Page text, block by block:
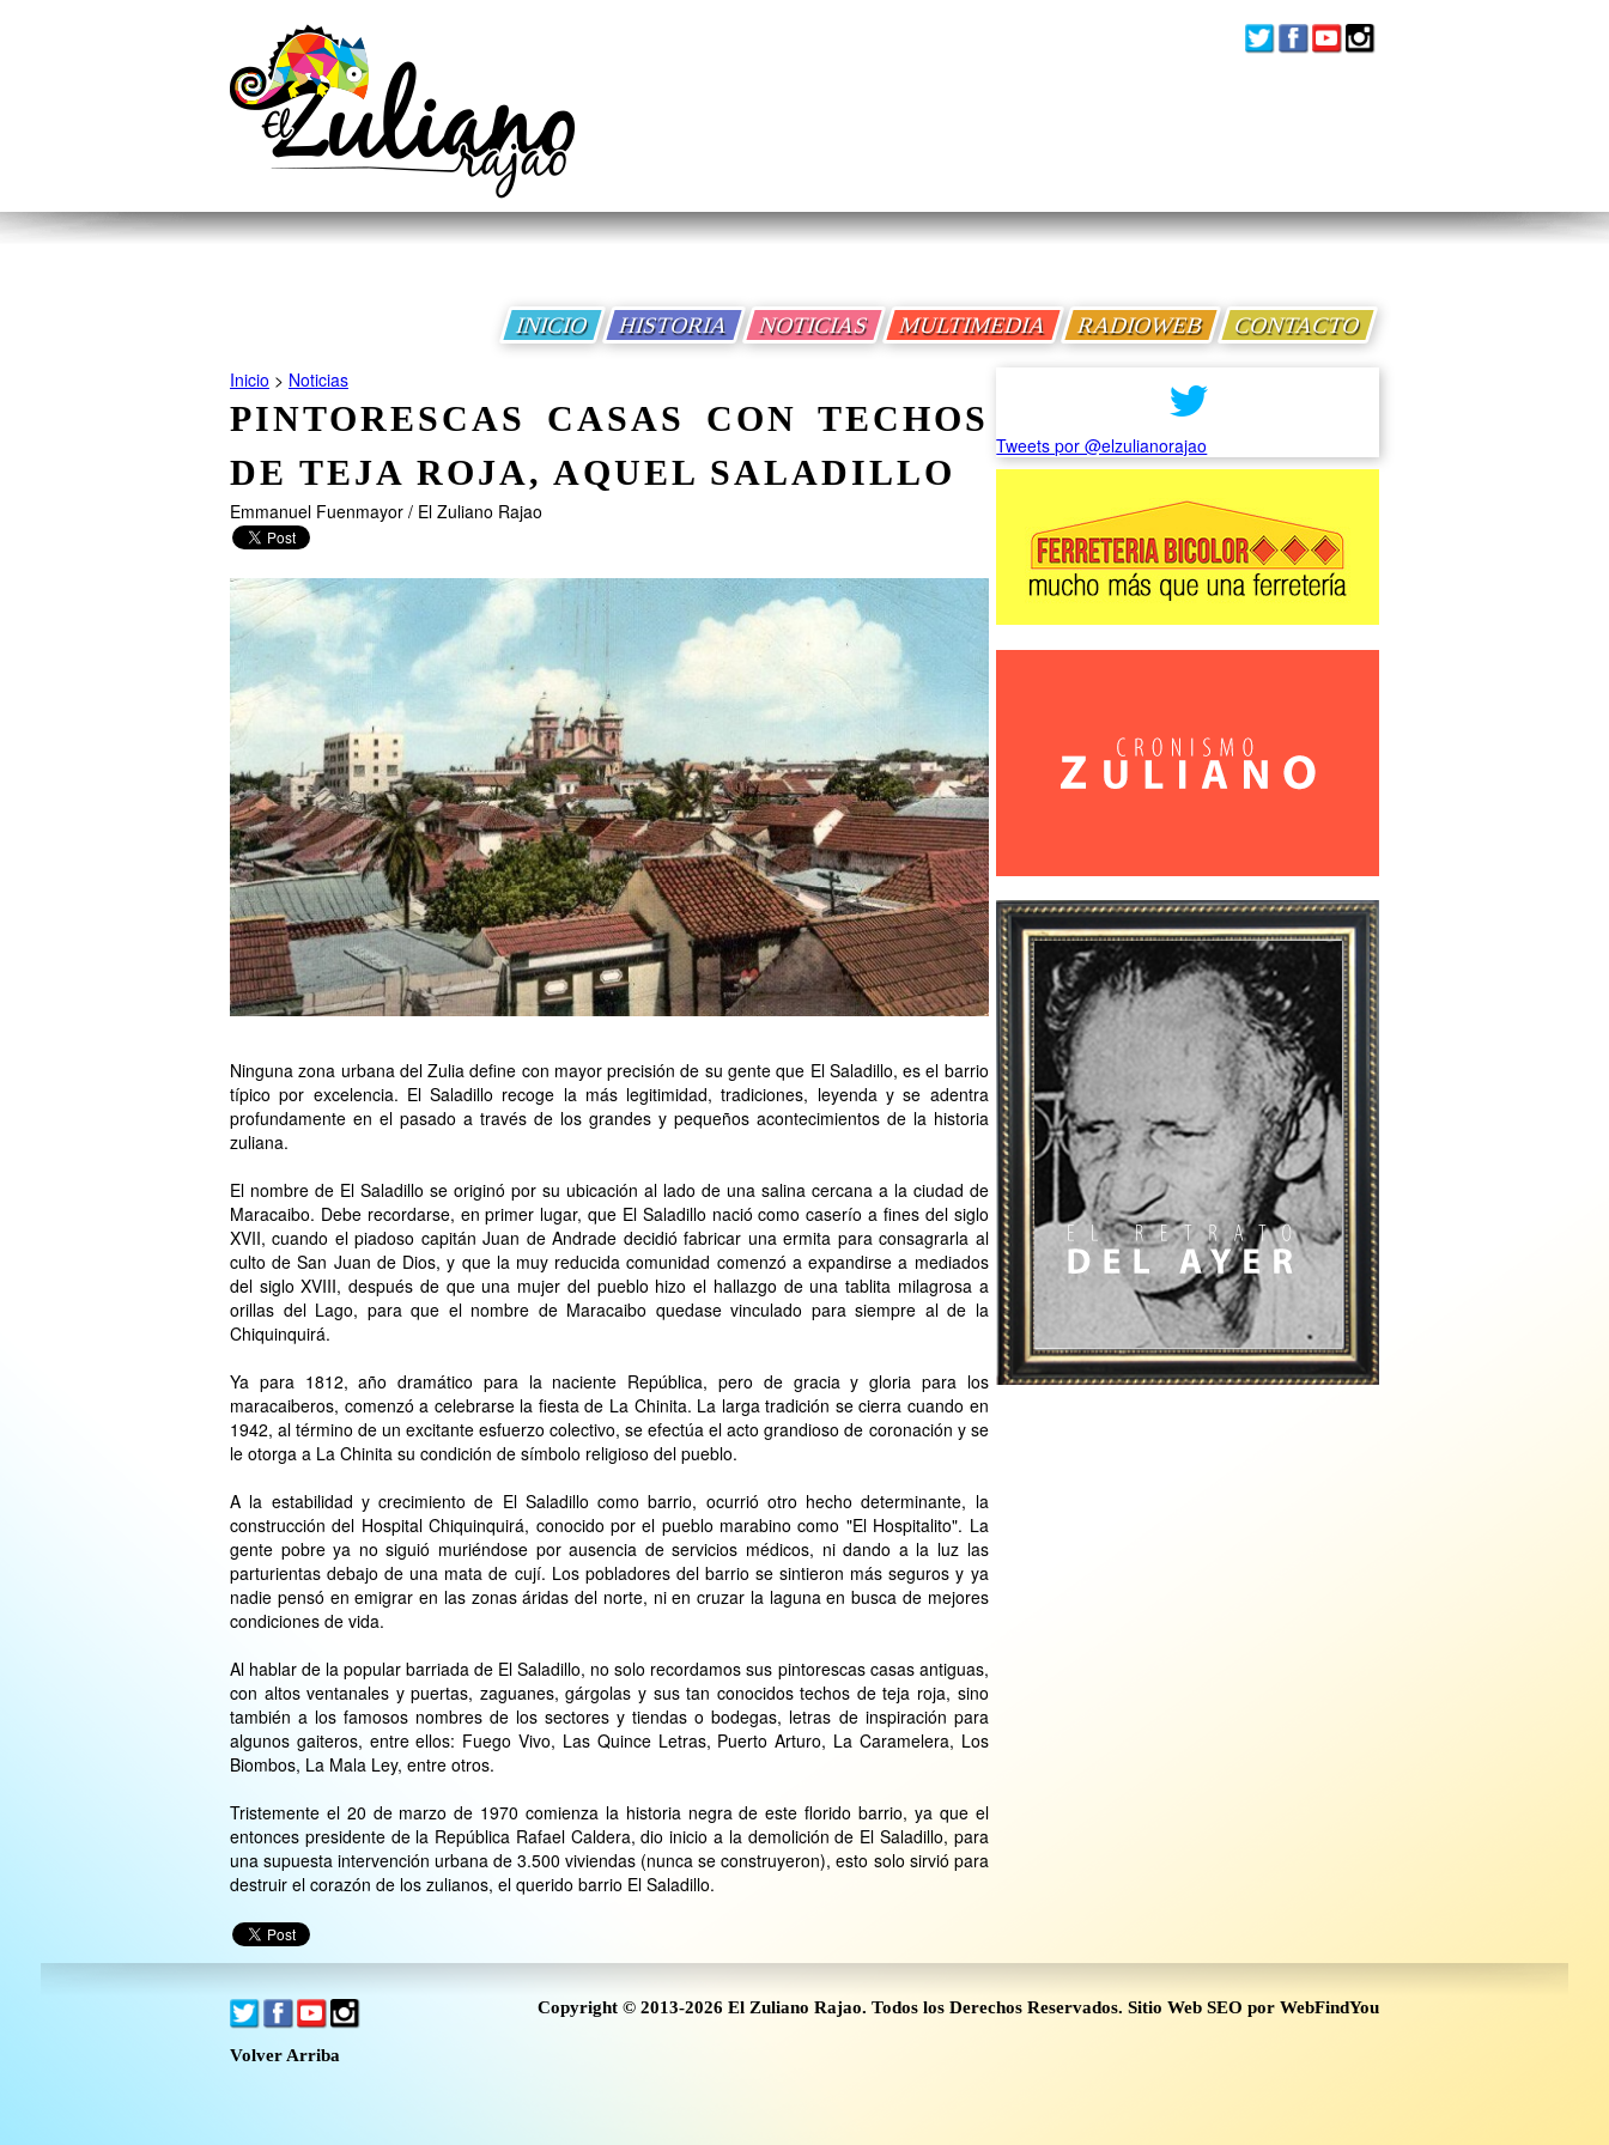
INICIO HISTORIA NOTICIAS MULTIMEDIA RADIOWEB CONTACTO
Inicio > Noticias
PINTORESCAS CASAS CON TECHOS
DE TEJA ROJA, AQUEL SALADILLO
Emmanuel Fuenmayor / El Zuliano Rajao
Ninguna zona urbana del Zulia define con mayor precisión de su gente que El Saladillo, es el barrio
típico por excelencia. El Saladillo recoge la más legitimidad, tradiciones, leyenda y se adentra
profundamente en el pasado a través de los grandes y pequeños acontecimientos de la historia
zuliana.
El nombre de El Saladillo se originó por su ubicación al lado de una salina cercana a la ciudad de
Maracaibo. Debe recordarse, en primer lugar, que El Saladillo nació como caserío a fines del siglo
XVII, cuando el piadoso capitán Juan de Andrade decidió fabricar una ermita para consagrarla al
culto de San Juan de Dios, y que la muy reducida comunidad comenzó a expandirse a mediados
del siglo XVIII, después de que una mujer del pueblo hizo el hallazgo de una tablita milagrosa a
orillas del Lago, para que el nombre de Maracaibo quedase vinculado para siempre al de la
Chiquinquirá.
Ya para 1812, año dramático para la naciente República, pero de gracia y gloria para los
maracaiberos, comenzó a celebrarse la fiesta de La Chinita. La larga tradición se cierra cuando en
1942, al término de un excitante esfuerzo colectivo, se efectúa el acto grandioso de coronación y se
le otorga a La Chinita su condición de símbolo religioso del pueblo.
A la estabilidad y crecimiento de El Saladillo como barrio, ocurrió otro hecho determinante, la
construcción del Hospital Chiquinquirá, conocido por el pueblo marabino como "El Hospitalito". La
gente pobre ya no siguió muriéndose por ausencia de servicios médicos, ni dando a la luz las
parturientas debajo de una mata de cují. Los pobladores del barrio se sintieron más seguros y ya
nadie pensó en emigrar en las zonas áridas del norte, ni en cruzar la laguna en busca de mejores
condiciones de vida.
Al hablar de la popular barriada de El Saladillo, no solo recordamos sus pintorescas casas antiguas,
con altos ventanales y puertas, zaguanes, gárgolas y sus tan conocidos techos de teja roja, sino
también a los famosos nombres de los sectores y tiendas o bodegas, letras de inspiración para
algunos gaiteros, entre ellos: Fuego Vivo, Las Quince Letras, Puerto Arturo, La Caramelera, Los
Biombos, La Mala Ley, entre otros.
Tristemente el 20 de marzo de 1970 comienza la historia negra de este florido barrio, ya que el
entonces presidente de la República Rafael Caldera, dio inicio a la demolición de El Saladillo, para
una supuesta intervención urbana de 3.500 viviendas (nunca se construyeron), esto solo sirvió para
destruir el corazón de los zulianos, el querido barrio El Saladillo.
Tweets por @elzulianorajao
Copyright © 2013-2026 El Zuliano Rajao. Todos los Derechos Reservados. Sitio Web SEO por WebFindYou
Volver Arriba